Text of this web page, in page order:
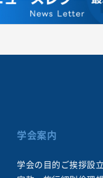
学会案内
学会の目的 ご挨拶設